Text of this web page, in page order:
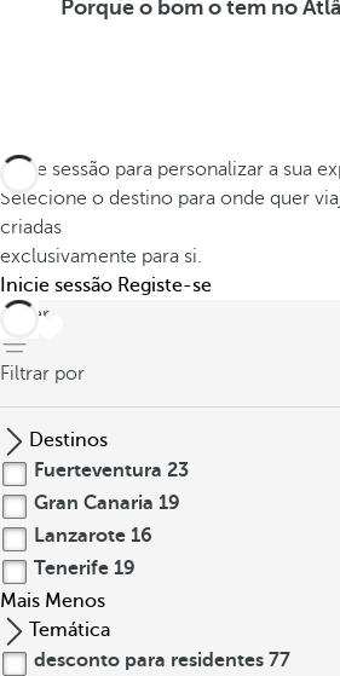
Porque o bom o tem no
Inicie sessão para personalizar a sua
Selecione o destino para onde quer
criadas
exclusivamente para si.
Inicie sessão Registe-se
voltar
Filtrar por
Destinos
Fuerteventura 23
Gran Canaria 19
Lanzarote 16
Tenerife 19
Mais Menos
Temática
desconto para residentes 77